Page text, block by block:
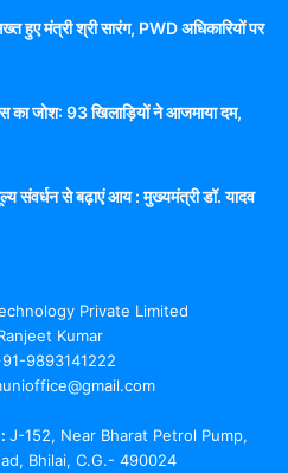
हुए मंत्री श्री सारंग, PWD अधिकारियों पर
का जोश: 93 खिलाड़ियों ने आजमाया दम,
संवर्धन से बढ़ाएं आय : मुख्यमंत्री डॉ. यादव
Private Limited
Kumar
9893141222
J-152, Near Bharat Petrol Pump,
Bhilai, C.G.- 490024